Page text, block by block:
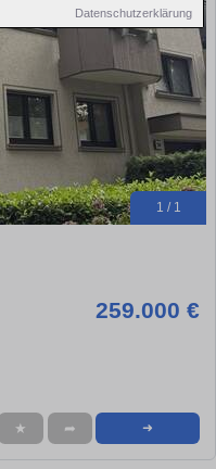
Datenschutzerklärung
1 / 1
259.000 €
★ ➦ ➜